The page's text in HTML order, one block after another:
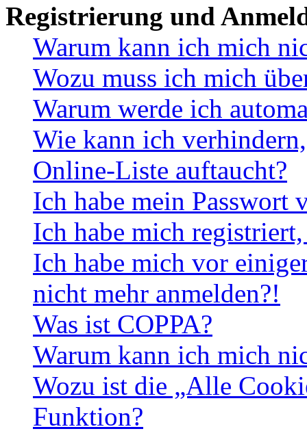
Registrierung und
Warum kann ich mich
Wozu muss ich mich
Warum werde ich
Wie kann ich
Online-Liste auftaucht?
Ich habe mein Passwort
Ich habe mich
Ich habe mich vor
nicht mehr anmelden?!
Was ist COPPA?
Warum kann ich mich
Wozu ist die „Alle
Funktion?